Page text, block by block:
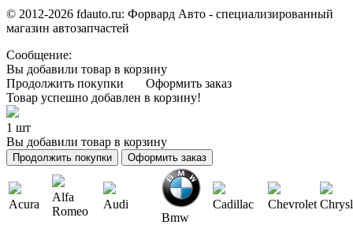
© 2012-2026 fdauto.ru: Форвард Авто - специализированный
магазин автозапчастей
Сообщение:
Вы добавили товар в корзину
Продолжить покупки
Оформить заказ
Товар успешно добавлен в корзину!
1 шт
Вы добавили товар в корзину
Продолжить покупки Оформить заказ
Acura
Alfa
Romeo
Audi
Bmw
Cadillac Chevrolet